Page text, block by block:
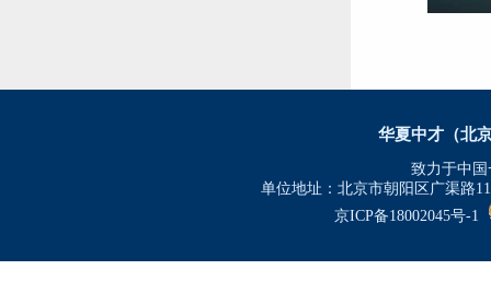
华夏中才（北
致力于中
单位地址：北京市朝阳区广渠路
京ICP备18002045号-1